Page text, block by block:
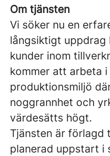
Om tjänsten
Vi söker nu en
långsiktigt uppdrag
kunder inom
kommer att arbeta i
produktionsmiljö
noggrannhet och
värdesätts högt.
Tjänsten är förlagd
planerad uppstart i